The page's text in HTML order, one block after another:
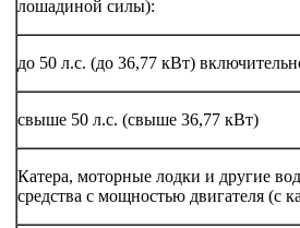
лошадиной силы):
до 50 л.с. (до 36,77 кВт)
свыше 50 л.с. (свыше 36,77 кВт)
Катера, моторные лодки и другие
средства с мощностью двигателя (с